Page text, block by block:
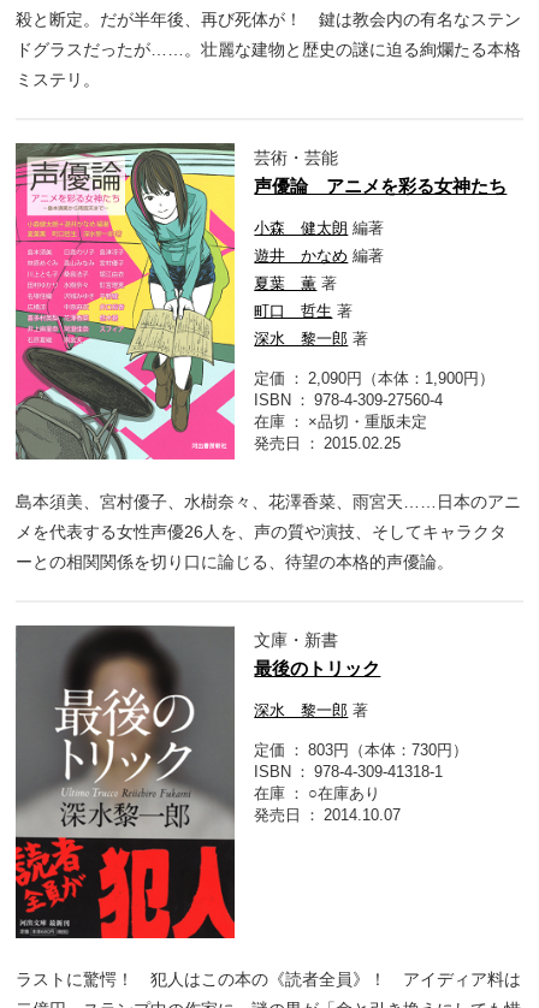
殺と断定。だが半年後、再び死体が！ 鍵は教会内の有名なステン
ドグラスだったが……。壮麗な建物と歴史の謎に迫る絢爛たる本格
ミステリ。
芸術・芸能
声優論 アニメを彩る女神たち
小森 健太朗 編著
遊井 かなめ 編著
夏葉 薫 著
町口 哲生 著
深水 黎一郎 著
定価
2,090円（本体：1,900円）
ISBN
978-4-309-27560-4
在庫
×品切・重版未定
発売日
2015.02.25
島本須美、宮村優子、水樹奈々、花澤香菜、雨宮天……日本のアニ
メを代表する女性声優26人を、声の質や演技、そしてキャラクタ
ーとの相関関係を切り口に論じる、待望の本格的声優論。
文庫・新書
最後のトリック
深水 黎一郎 著
定価
803円（本体：730円）
ISBN
978-4-309-41318-1
在庫
○在庫あり
発売日
2014.10.07
ラストに驚愕！ 犯人はこの本の《読者全員》！ アイディア料は